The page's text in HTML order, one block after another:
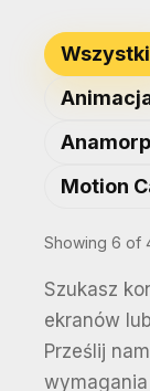
Motion
Showing 6 of
Szukasz
ekranów
Prześlij